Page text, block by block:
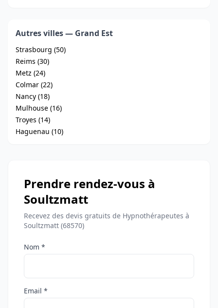
Autres villes — Grand Est
Strasbourg (50)
Reims (30)
Metz (24)
Colmar (22)
Nancy (18)
Mulhouse (16)
Troyes (14)
Haguenau (10)
Prendre rendez-vous à
Soultzmatt
Recevez des devis gratuits de Hypnothérapeutes à
Soultzmatt (68570)
Nom *
Email *